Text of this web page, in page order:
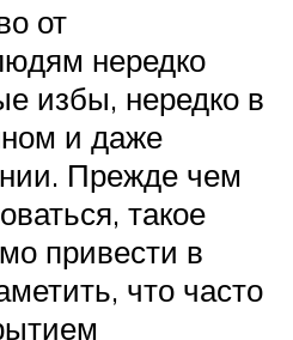
от
нередко
избы, нередко в
и даже
Прежде чем
такое
привести в
что часто